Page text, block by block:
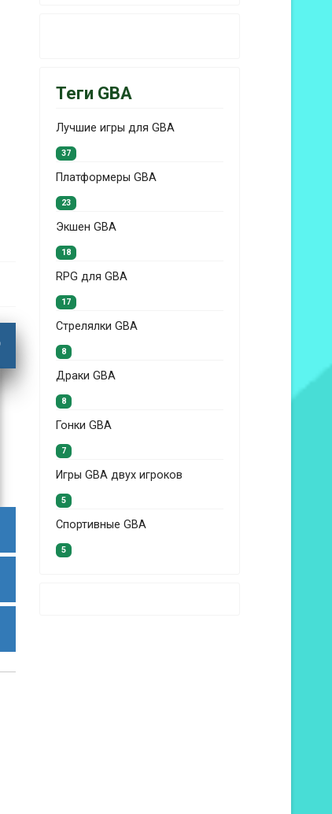
Теги GBA
Лучшие игры для GBA
37
Платформеры GBA
23
Экшен GBA
18
RPG для GBA
17
Стрелялки GBA
8
Драки GBA
8
Гонки GBA
7
Игры GBA двух игроков
5
Спортивные GBA
5